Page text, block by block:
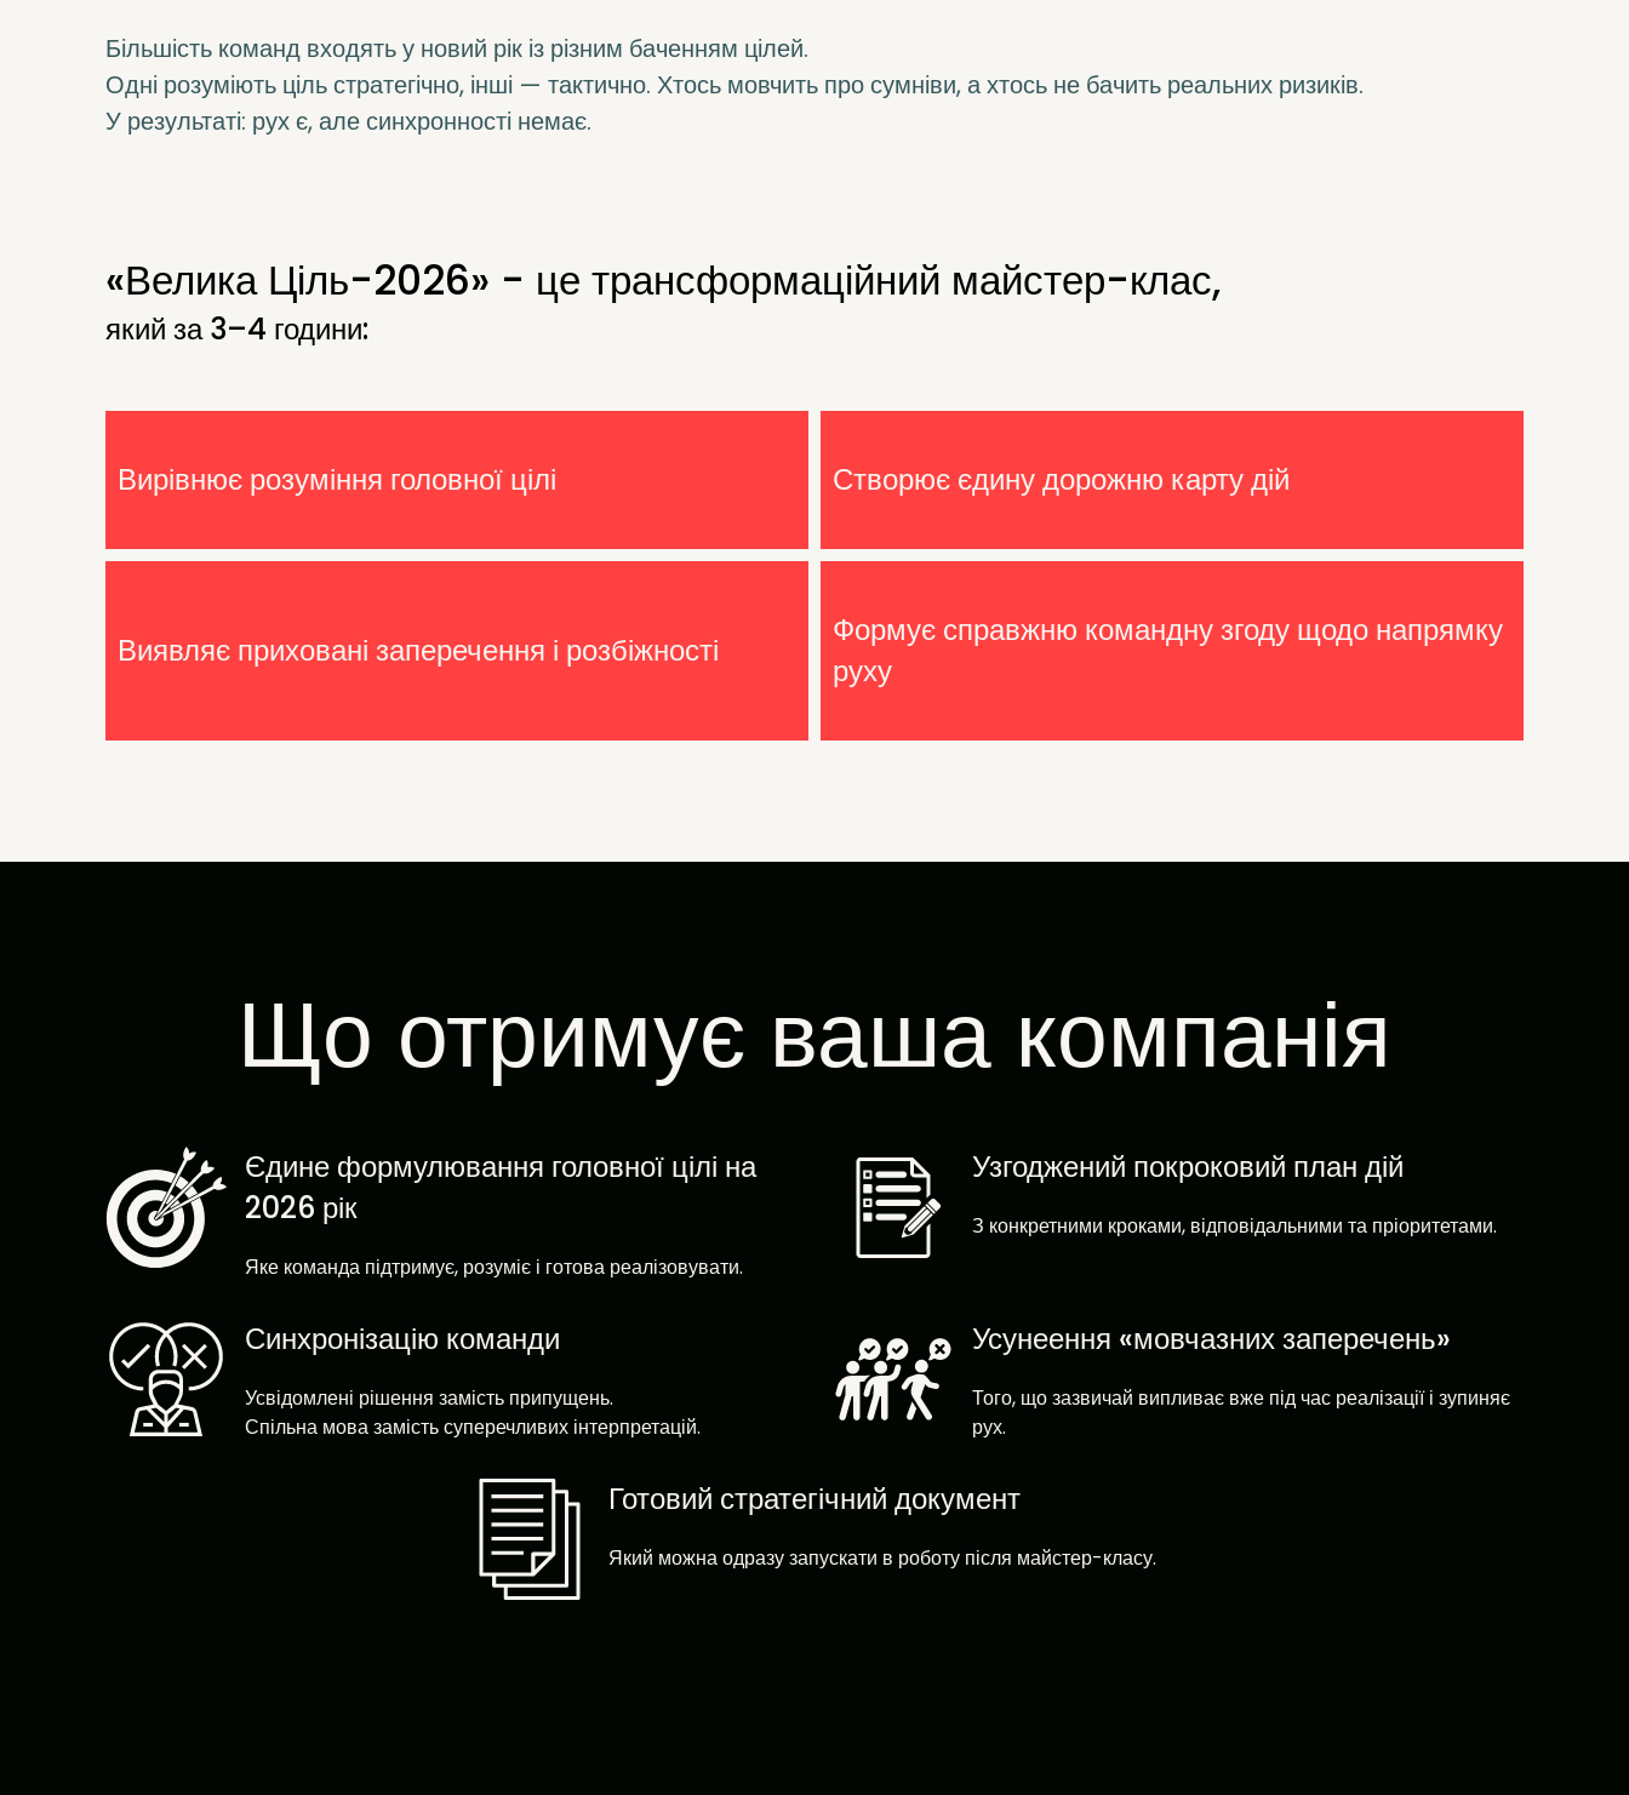
Більшість команд входять у новий рік із різним баченням цілей.
Одні розуміють ціль стратегічно, інші — тактично. Хтось мовчить про сумніви, а хтось не бачить реальних ризиків.
У результаті: рух є, але синхронності немає.
«Велика Ціль-2026» - це трансформаційний майстер-клас,
який за 3–4 години:
Вирівнює розуміння головної цілі Створює єдину дорожню карту дій
Виявляє приховані заперечення і розбіжності
Формує справжню командну згоду щодо напрямку
руху
Що отримує ваша компанія
Єдине формулювання головної цілі на
2026 рік
Яке команда підтримує, розуміє і готова реалізовувати.
Узгоджений покроковий план дій
З конкретними кроками, відповідальними та пріоритетами.
Синхронізацію команди
Усвідомлені рішення замість припущень.
Спільна мова замість суперечливих інтерпретацій.
Усунеення «мовчазних заперечень»
Того, що зазвичай випливає вже під час реалізації і зупиняє
рух.
Готовий стратегічний документ
Який можна одразу запускати в роботу після майстер-класу.